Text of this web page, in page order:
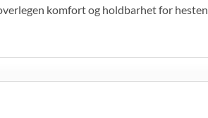
komfort og holdbarhet for hesten